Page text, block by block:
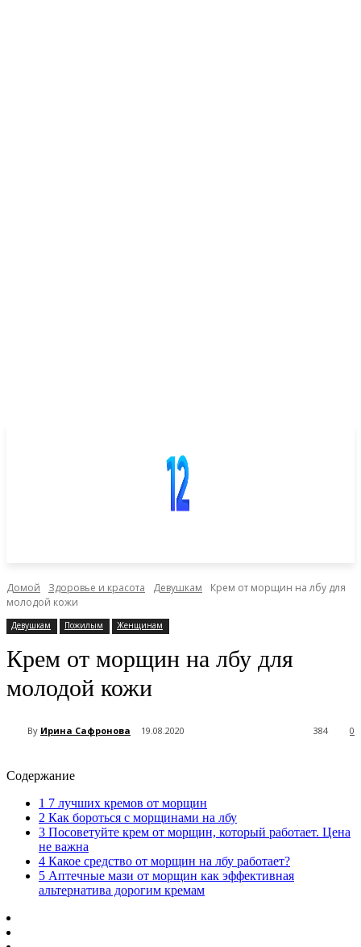
Домой Здоровье и красота Девушкам
Крем от морщин на лбу для
молодой кожи
Девушкам Пожилым Женщинам
Крем от морщин на лбу для
молодой кожи
By Ирина Сафронова 19.08.2020 0
384
Содержание
1 7 лучших кремов от морщин
2 Как бороться с морщинами на лбу
3 Посоветуйте крем от морщин, который работает. Цена
не важна
4 Какое средство от морщин на лбу работает?
5 Аптечные мази от морщин как эффективная
альтернатива дорогим кремам